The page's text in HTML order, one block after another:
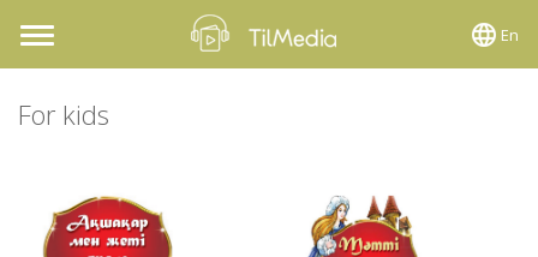
Toggle
navigation
En
For kids